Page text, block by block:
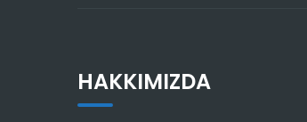
HAKKIMIZDA